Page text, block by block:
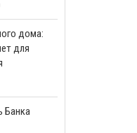
дома:
для
Банка